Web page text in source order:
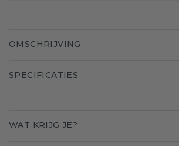
OMSCHRIJVING
SPECIFICATIES
WAT KRIJG JE?